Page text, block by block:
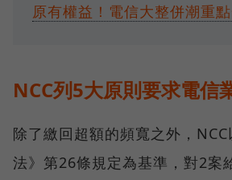
原有權益！電信大整併潮重
NCC列5大原則要求電信
除了繳回超額的頻寬之外，
法》第26條規定為基準，對2案